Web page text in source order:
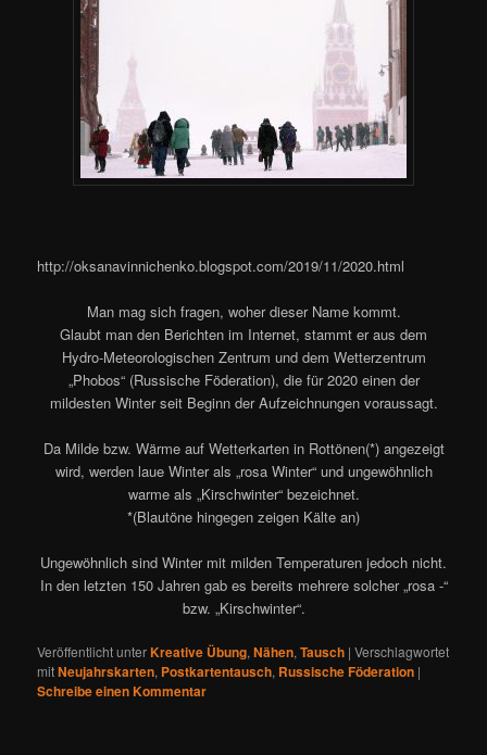
http://oksanavinnichenko.blogspot.com/2019/11/2020.html
Man mag sich fragen, woher dieser Name kommt.
Glaubt man den Berichten im Internet, stammt er aus dem
Hydro-Meteorologischen Zentrum und dem Wetterzentrum
„Phobos“ (Russische Föderation), die für 2020 einen der
mildesten Winter seit Beginn der Aufzeichnungen voraussagt.
Da Milde bzw. Wärme auf Wetterkarten in Rottönen(*) angezeigt
wird, werden laue Winter als „rosa Winter“ und ungewöhnlich
warme als „Kirschwinter“ bezeichnet.
*(Blautöne hingegen zeigen Kälte an)
Ungewöhnlich sind Winter mit milden Temperaturen jedoch nicht.
In den letzten 150 Jahren gab es bereits mehrere solcher „rosa -“
bzw. „Kirschwinter“.
Veröffentlicht unterKreative Übung,Nähen,Tausch |Verschlagwortet
mitNeujahrskarten, Postkartentausch, Russische Föderation |
Schreibe einen Kommentar